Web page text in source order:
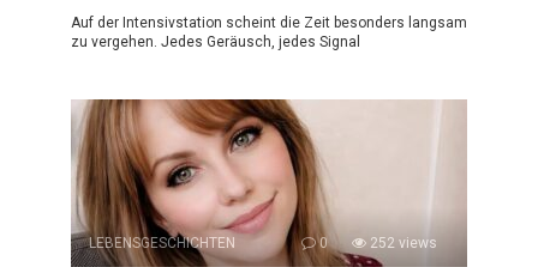
Auf der Intensivstation scheint die Zeit besonders langsam
zu vergehen. Jedes Geräusch, jedes Signal
LEBENSGESCHICHTEN 0 252 views